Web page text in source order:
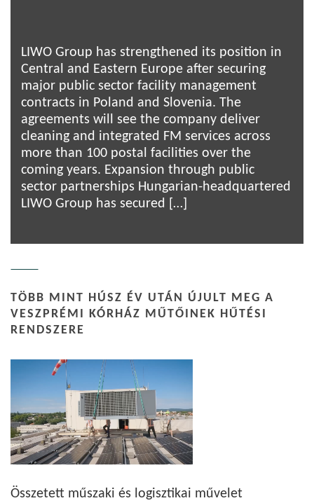
LIWO Group has strengthened its position in
Central and Eastern Europe after securing
major public sector facility management
contracts in Poland and Slovenia. The
agreements will see the company deliver
cleaning and integrated FM services across
more than 100 postal facilities over the
coming years. Expansion through public
sector partnerships Hungarian-headquartered
LIWO Group has secured […]
TÖBB MINT HÚSZ ÉV UTÁN ÚJULT MEG A
VESZPRÉMI KÓRHÁZ MŰTŐINEK HŰTÉSI
RENDSZERE
Összetett műszaki és logisztikai művelet